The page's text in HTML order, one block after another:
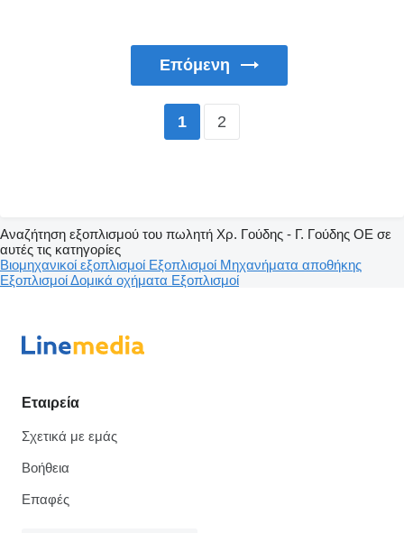
Επόμενη
1 2
Αναζήτηση εξοπλισμού του πωλητή Χρ. Γούδης - Γ. Γούδης ΟΕ σε
αυτές τις κατηγορίες
Βιομηχανικοί εξοπλισμοί Εξοπλισμοί Μηχανήματα αποθήκης
ΕξοπλισμοίΔομικά οχήματα Εξοπλισμοί
Εταιρεία
Σχετικά με εμάς
Βοήθεια
Επαφές